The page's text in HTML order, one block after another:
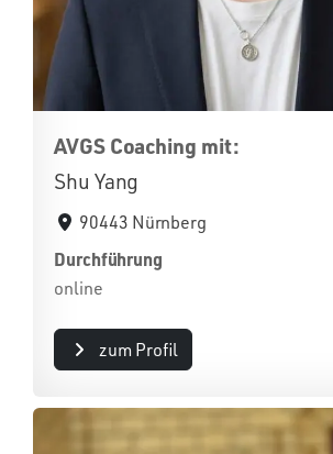
AVGS Coaching mit:
Shu Yang
90443 Nürnberg
Durchführung
online
zum Profil